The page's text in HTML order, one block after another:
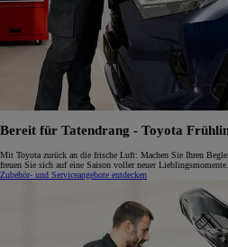
Bereit für Tatendrang - Toyota
Mit Toyota zurück an die frische Luft: Machen Sie Ihren
freuen Sie sich auf eine Saison voller neuer Lieblingsmomente.
Zubehör- und Serviceangebote entdecken